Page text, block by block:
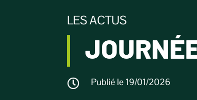
LES ACTUS
 Publié le 19/01/2026